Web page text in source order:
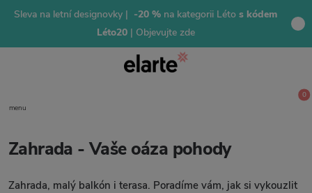
Sleva na letní designovky | -20 % na kategorii Léto s kódem
Léto20 | Objevujte zde
menu
0
Zahrada - Vaše oáza pohody
Zahrada, malý balkón i terasa. Poradíme vám, jak si vykouzlit